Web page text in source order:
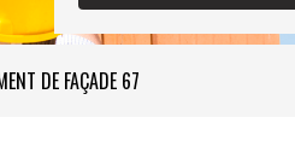
DE FAÇADE 67